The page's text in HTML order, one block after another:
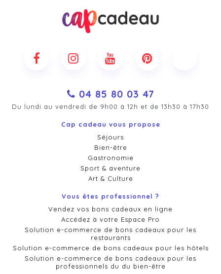
04 85 80 03 47
Du lundi au vendredi de 9h00 à 12h et de 13h30 à 17h30
Cap cadeau vous propose
Séjours
Bien-être
Gastronomie
Sport & aventure
Art & Culture
Vous êtes professionnel ?
Vendez vos bons cadeaux en ligne
Accédez à votre Espace Pro
Solution e-commerce de bons cadeaux pour les
restaurants
Solution e-commerce de bons cadeaux pour les hôtels
Solution e-commerce de bons cadeaux pour les
professionnels du du bien-être